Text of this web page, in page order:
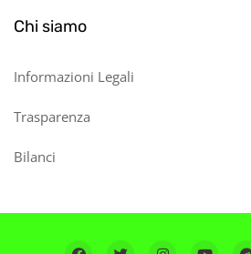
Chi siamo
Informazioni Legali
Trasparenza
Bilanci